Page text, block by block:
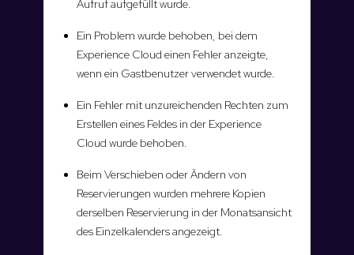
Aufruf aufgefüllt wurde.
Ein Problem wurde behoben, bei dem
Experience Cloud einen Fehler anzeigte,
wenn ein Gastbenutzer verwendet wurde.
Ein Fehler mit unzureichenden Rechten zum
Erstellen eines Feldes in der Experience
Cloud wurde behoben.
Beim Verschieben oder Ändern von
Reservierungen wurden mehrere Kopien
derselben Reservierung in der Monatsansicht
des Einzelkalenders angezeigt.